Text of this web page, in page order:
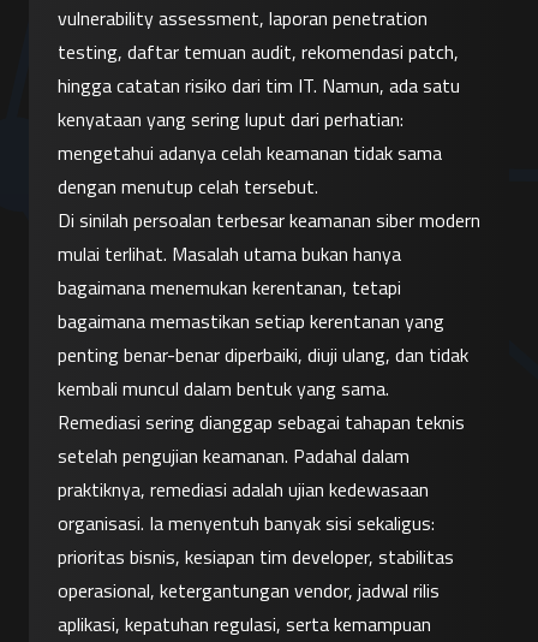
vulnerability assessment, laporan penetration
testing, daftar temuan audit, rekomendasi patch,
hingga catatan risiko dari tim IT. Namun, ada satu
kenyataan yang sering luput dari perhatian:
mengetahui adanya celah keamanan tidak sama
dengan menutup celah tersebut.
Di sinilah persoalan terbesar keamanan siber modern
mulai terlihat. Masalah utama bukan hanya
bagaimana menemukan kerentanan, tetapi
bagaimana memastikan setiap kerentanan yang
penting benar-benar diperbaiki, diuji ulang, dan tidak
kembali muncul dalam bentuk yang sama.
Remediasi sering dianggap sebagai tahapan teknis
setelah pengujian keamanan. Padahal dalam
praktiknya, remediasi adalah ujian kedewasaan
organisasi. Ia menyentuh banyak sisi sekaligus:
prioritas bisnis, kesiapan tim developer, stabilitas
operasional, ketergantungan vendor, jadwal rilis
aplikasi, kepatuhan regulasi, serta kemampuan